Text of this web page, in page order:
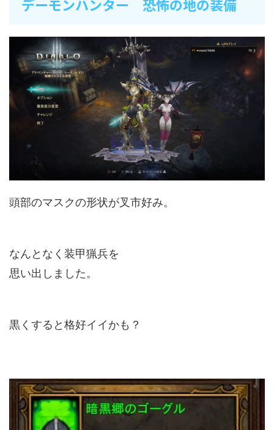
デーモンハンター 恐怖の地の装備
頭部のマスクの形状が叉市好み。
なんとなく装甲猟兵を
思い出しました。
黒くすると格好イイかも？